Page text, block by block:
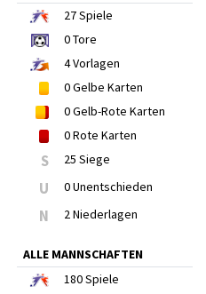
27Spiele
0Tore
4Vorlagen
0Gelbe Karten
0Gelb-Rote Karten
0Rote Karten
S 25 Siege
U 0 Unentschieden
N 2 Niederlagen
ALLE MANNSCHAFTEN
180Spiele